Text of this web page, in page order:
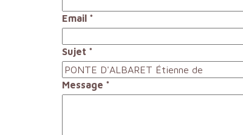
Email *
Sujet *
Message *